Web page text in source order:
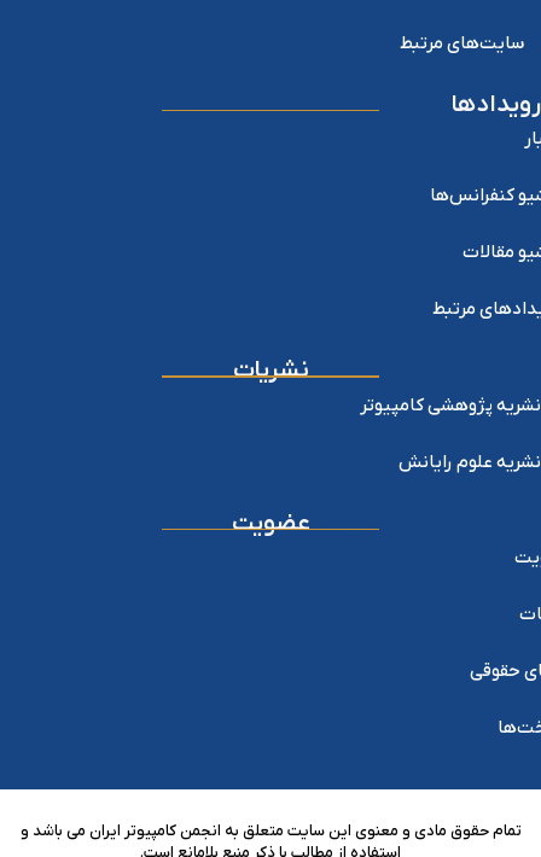
سایت‌های مرتبط
رویدادها
کنفرانس‌ها
مقالات
مرتبط
نشریات
نشریه پژوهشی کامپیوتر
نشریه علوم رایانش
عضویت
حقوقی
تمام حقوق مادی و معنوی این سایت متعلق به انجمن کامپیوتر ایران می باشد و